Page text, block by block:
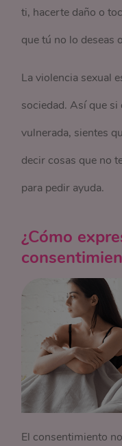
ti, hacerte daño o
que tú no lo deseas
La violencia sexual
sociedad. Así que
vulnerada, sientes
decir cosas que no
para pedir ayuda.
¿Cómo
El consentimiento